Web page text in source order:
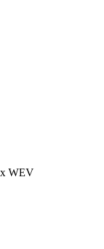
WEV